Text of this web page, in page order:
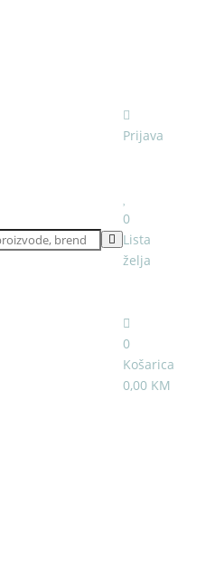
Prijava
0
Lista
želja
0
Košarica
0,00 KM